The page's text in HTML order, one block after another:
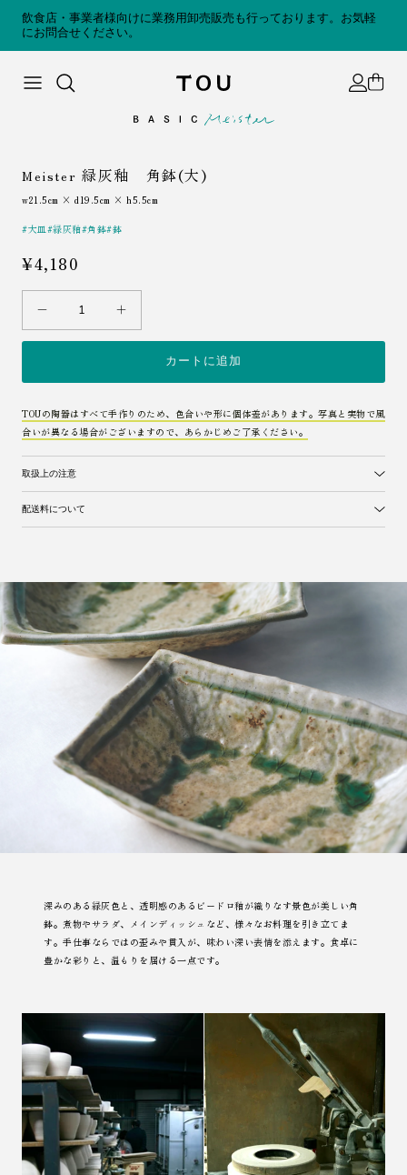
コンテンツへスキップ
飲食店・事業者様向けに業務用卸売販売も行っております。お気軽
にお問合せください。
Meister 緑灰釉 角鉢(大)
w21.5cm × d19.5cm × h5.5cm
#大皿#緑灰釉#角鉢#鉢
¥4,180
カートに追加
TOUの陶器はすべて手作りのため、色合いや形に個体差があります。写真と実物で風
合いが異なる場合がございますので、あらかじめご了承ください。
取扱上の注意
配送料について
深みのある緑灰色と、透明感のあるビードロ釉が織りなす景色が美しい角
鉢。煮物やサラダ、メインディッシュなど、様々なお料理を引き立てま
す。手仕事ならではの歪みや貫入が、味わい深い表情を添えます。食卓に
豊かな彩りと、温もりを届ける一点です。